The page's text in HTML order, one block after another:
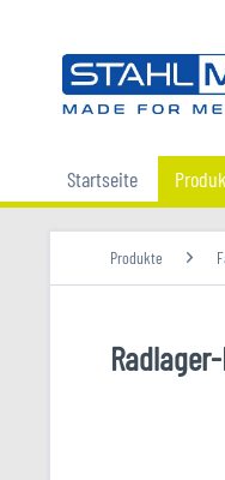
Startseite
Produkte